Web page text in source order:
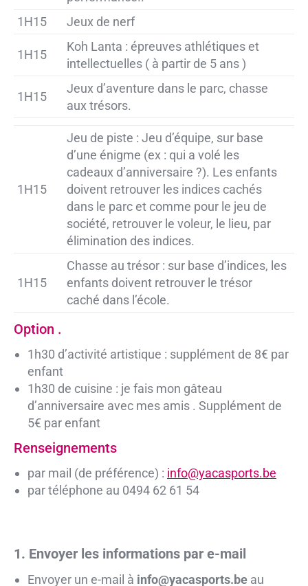
1H15
Jeux de nerf
1H15
Koh Lanta : épreuves athlétiques et
intellectuelles ( à partir de 5 ans )
1H15
Jeux d’aventure dans le parc, chasse
aux trésors.
1H15
Jeu de piste : Jeu d’équipe, sur base
d’une énigme (ex : qui a volé les
cadeaux d’anniversaire ?). Les enfants
doivent retrouver les indices cachés
dans le parc et comme pour le jeu de
société, retrouver le voleur, le lieu, par
élimination des indices.
1H15
Chasse au trésor : sur base d’indices, les
enfants doivent retrouver le trésor
caché dans l’école.
Option .
1h30 d’activité artistique : supplément de 8€ par
enfant
1h30 de cuisine : je fais mon gâteau
d’anniversaire avec mes amis . Supplément de
5€ par enfant
Renseignements
par mail (de préférence) : info@yacasports.be
par téléphone au 0494 62 61 54
1. Envoyer les informations par e-mail
Envoyer un e-mail à info@yacasports.be au